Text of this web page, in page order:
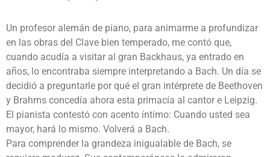
Un profesor alemán de piano, para animarme a profundizar
en las obras del Clave bien temperado, me contó que,
cuando acudía a visitar al gran Backhaus, ya entrado en
años, lo encontraba siempre interpretando a Bach. Un día se
decidió a preguntarle por qué el gran intérprete de Beethoven
y Brahms concedía ahora esta primacía al cantor e Leipzig.
El pianista contestó con acento íntimo: Cuando usted sea
mayor, hará lo mismo. Volverá a Bach.
Para comprender la grandeza inigualable de Bach, se